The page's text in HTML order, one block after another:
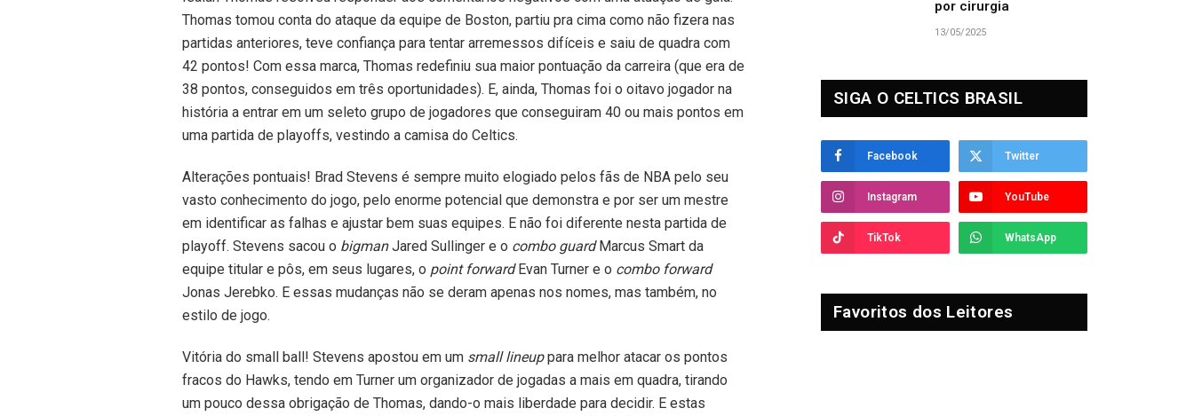
Thomas tomou conta do ataque da equipe de Boston, partiu pra cima como não fizera nas
partidas anteriores, teve confiança para tentar arremessos difíceis e saiu de quadra com
42 pontos! Com essa marca, Thomas redefiniu sua maior pontuação da carreira (que era de
38 pontos, conseguidos em três oportunidades). E, ainda, Thomas foi o oitavo jogador na
história a entrar em um seleto grupo de jogadores que conseguiram 40 ou mais pontos em
uma partida de playoffs, vestindo a camisa do Celtics.
Alterações pontuais! Brad Stevens é sempre muito elogiado pelos fãs de NBA pelo seu
vasto conhecimento do jogo, pelo enorme potencial que demonstra e por ser um mestre
em identificar as falhas e ajustar bem suas equipes. E não foi diferente nesta partida de
playoff. Stevens sacou o bigmanJared Sullinger e o combo guardMarcus Smart da
equipe titular e pôs, em seus lugares, o point forwardEvan Turner e o combo forward
Jonas Jerebko. E essas mudanças não se deram apenas nos nomes, mas também, no
estilo de jogo.
Vitória do small ball! Stevens apostou em um small lineuppara melhor atacar os pontos
fracos do Hawks, tendo em Turner um organizador de jogadas a mais em quadra, tirando
um pouco dessa obrigação de Thomas, dando-o mais liberdade para decidir. E estas
por cirurgia
13/05/2025
SIGA O CELTICS BRASIL
Facebook Twitter
Instagram YouTube
TikTok WhatsApp
Favoritos dos Leitores